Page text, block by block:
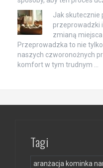
Jak skutecznie
przeprowadzki
zmianą
Przeprowadzka to nie
naszych czworonożnych
komfort w tym trudnym …
Tagi
aranżacja kominka